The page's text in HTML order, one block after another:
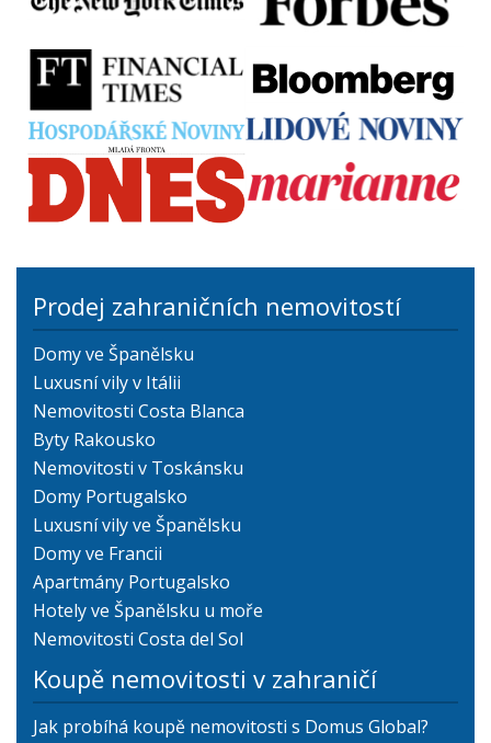
Prodej zahraničních nemovitostí
Domy ve Španělsku
Luxusní vily v Itálii
Nemovitosti Costa Blanca
Byty Rakousko
Nemovitosti v Toskánsku
Domy Portugalsko
Luxusní vily ve Španělsku
Domy ve Francii
Apartmány Portugalsko
Hotely ve Španělsku u moře
Nemovitosti Costa del Sol
Koupě nemovitosti v zahraničí
Jak probíhá koupě nemovitosti s Domus Global?